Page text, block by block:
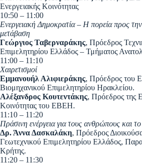
Ενεργειακής Κοινότητας
10:50 – 11:00
Ενεργειακή Δημοκρατία – Η πορεία προς
μετάβαση
Γεώργιος Ταβερναράκης, Πρόεδρος
Επιμελητηρίου Ελλάδος – Τμήματος
11:00 – 11:10
Χαιρετισμοί
Εμμανουήλ Αλιφιεράκης, Πρόεδρος του
Βιομηχανικού Επιμελητηρίου Ηρακλείου.
Αλέξανδρος Κουτεντάκης, Πρόεδρος της
Κοινότητας του ΕΒΕΗ.
11:10 – 11:20
Πράσινη ενέργεια για τους ανθρώπους και
Δρ. Άννα Δασκαλάκη, Πρόεδρος
Γεωτεχνικού Επιμελητηρίου Ελλάδος,
Κρήτης.
11:20 – 11:30